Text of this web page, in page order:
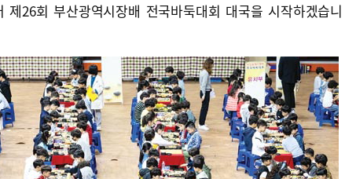
제26회 부산광역시장배 전국바둑대회 대국을 시작하겠습니